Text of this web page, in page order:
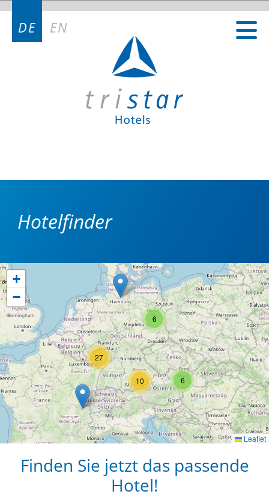
DE EN
Hotelfinder
6
6
10
27
+
−
Leaflet
Finden Sie jetzt das passende
Hotel!
Kontakt
Kontakt Deutschland